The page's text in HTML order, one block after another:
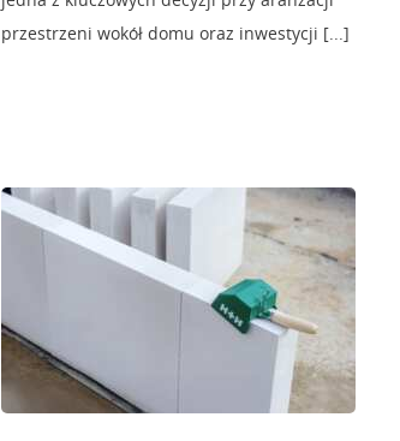
przestrzeni wokół domu oraz inwestycji [...]